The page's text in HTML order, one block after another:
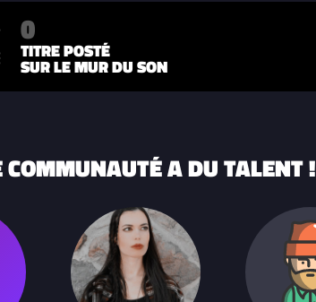
0
TITRE POSTÉ
SUR LE MUR DU SON
COMMUNAUTÉ A DU TALENT !